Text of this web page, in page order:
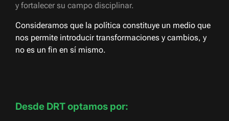
y fortalecer su campo disciplinar.
Consideramos que la política constituye un medio que
nos permite introducir transformaciones y cambios, y
no es un fin en sí mismo.
Desde DRT optamos por: